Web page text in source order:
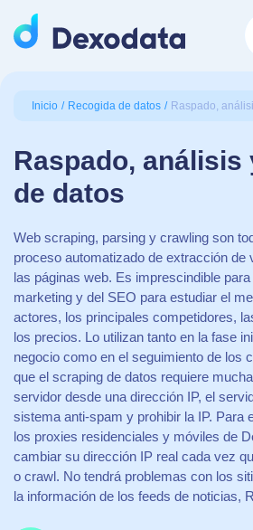
Inicio Recogida de datos Raspado,
Raspado, análisis
de datos
Web scraping, parsing y crawling son
proceso automatizado de extracción de
las páginas web. Es imprescindible
marketing y del SEO para estudiar el
actores, los principales competidores,
los precios. Lo utilizan tanto en la fase
negocio como en el seguimiento de los
que el scraping de datos requiere
servidor desde una dirección IP, el
sistema anti-spam y prohibir la IP. Para
los proxies residenciales y móviles de
cambiar su dirección IP real cada vez
o crawl. No tendrá problemas con los
la información de los feeds de noticias,